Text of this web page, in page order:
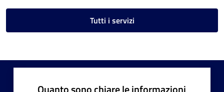
Tutti i servizi